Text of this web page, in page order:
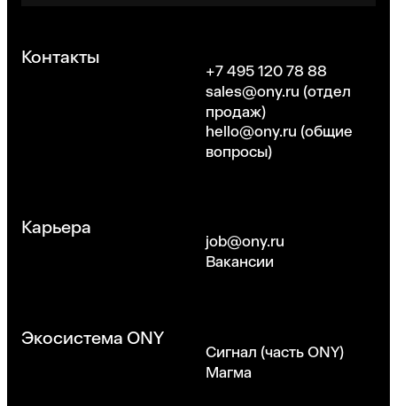
Контакты
+7 495 120 78 88
sales@ony.ru (отдел
продаж)
hello@ony.ru (общие
вопросы)
Карьера
job@ony.ru
Вакансии
Экосистема ONY
Сигнал (часть ONY)
Магма